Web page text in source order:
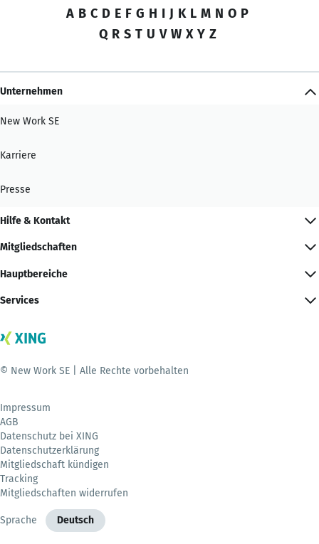
A B C D E F G H I J K L M N O P
Q R S T U V W X Y Z
Unternehmen
New Work SE
Karriere
Presse
Hilfe & Kontakt
Mitgliedschaften
Hauptbereiche
Services
© New Work SE | Alle Rechte vorbehalten
Impressum
AGB
Datenschutz bei XING
Datenschutzerklärung
Mitgliedschaft kündigen
Tracking
Mitgliedschaften widerrufen
Sprache Deutsch